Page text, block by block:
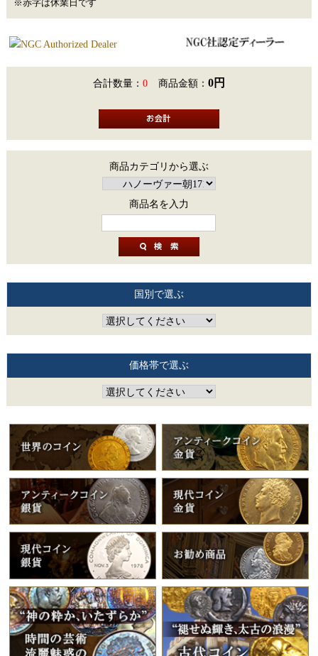
※赤字は休業日です
合計数量： 0 商品金額： 0円
商品カテゴリから選ぶ
商品名を入力
国別で選ぶ
価格帯で選ぶ